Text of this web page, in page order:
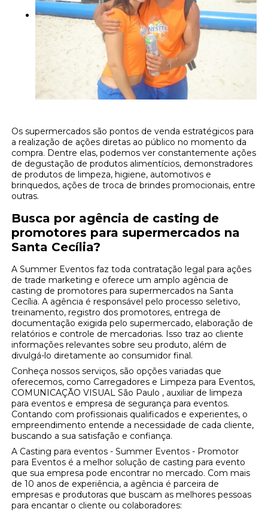
Os supermercados são pontos de venda estratégicos para
a realização de ações diretas ao público no momento da
compra. Dentre elas, podemos ver constantemente ações
de degustação de produtos alimentícios, demonstradores
de produtos de limpeza, higiene, automotivos e
brinquedos, ações de troca de brindes promocionais, entre
outras.
Busca por agência de casting de
promotores para supermercados na
Santa Cecília?
A Summer Eventos faz toda contratação legal para ações
de trade marketing e oferece um amplo agência de
casting de promotores para supermercados na Santa
Cecília. A agência é responsável pelo processo seletivo,
treinamento, registro dos promotores, entrega de
documentação exigida pelo supermercado, elaboração de
relatórios e controle de mercadorias. Isso traz ao cliente
informações relevantes sobre seu produto, além de
divulgá-lo diretamente ao consumidor final.
Conheça nossos serviços, são opções variadas que
oferecemos, como Carregadores e Limpeza para Eventos,
COMUNICAÇÃO VISUAL São Paulo , auxiliar de limpeza
para eventos e empresa de segurança para eventos.
Contando com profissionais qualificados e experientes, o
empreendimento entende a necessidade de cada cliente,
buscando a sua satisfação e confiança.
A Casting para eventos - Summer Eventos - Promotor
para Eventos é a melhor solução de casting para evento
que sua empresa pode encontrar no mercado. Com mais
de 10 anos de experiência, a agência é parceira de
empresas e produtoras que buscam as melhores pessoas
para encantar o cliente ou colaboradores: